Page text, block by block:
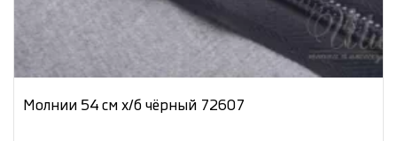
Молнии 54 см х/б чёрный 72607